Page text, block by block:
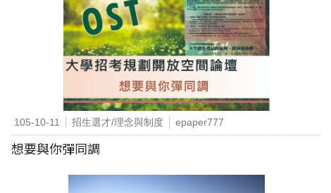
105-10-11 招生選才/理念與制度 epaper777
想要與你彈同調